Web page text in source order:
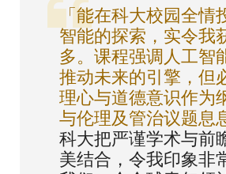
「能在科大校园全情
智能的探索，实令我
多。课程强调人工智
推动未来的引擎，但
理心与道德意识作为
与伦理及管治议题息
科大把严谨学术与前
美结合，令我印象非